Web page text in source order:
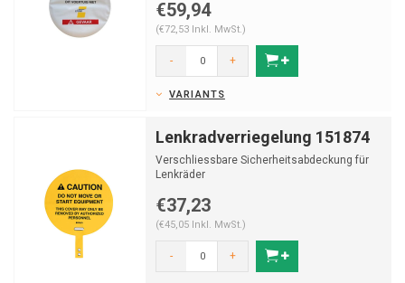
€59,94
(€72,53 Inkl. MwSt.)
- +
VARIANTS
Lenkradverriegelung 151874
Verschliessbare Sicherheitsabdeckung für
Lenkräder
€37,23
(€45,05 Inkl. MwSt.)
- +